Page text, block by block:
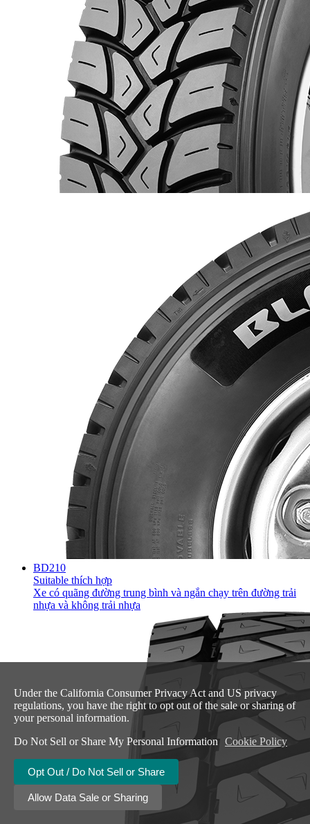
Under the California Consumer Privacy Act and US privacy
regulations, you have the right to opt out of the sale or sharing of
your personal information.
Do Not Sell or Share My Personal Information Cookie Policy
Opt Out / Do Not Sell or Share
Allow Data Sale or Sharing
BD210
Suitable thích hợp
Xe có quãng đường trung bình và ngắn chạy trên đường trải
nhựa và không trải nhựa